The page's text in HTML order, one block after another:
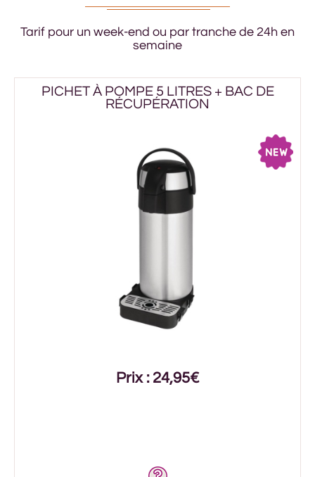
Tarif pour un week-end ou par tranche de 24h en
semaine
PICHET À POMPE 5 LITRES + BAC DE
RÉCUPÉRATION
Prix : 24,95€